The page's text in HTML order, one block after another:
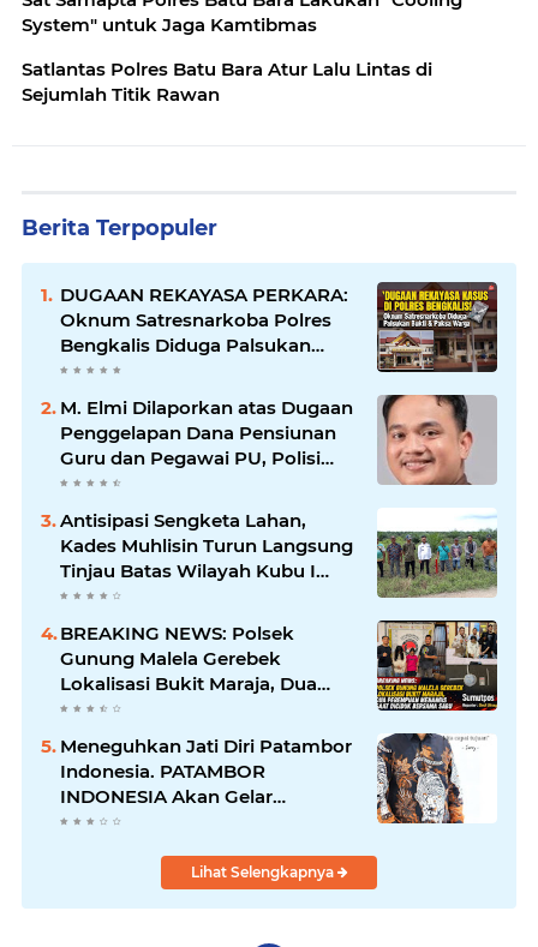
System" untuk Jaga Kamtibmas
Satlantas Polres Batu Bara Atur Lalu Lintas di
Sejumlah Titik Rawan
Berita Terpopuler
DUGAAN REKAYASA PERKARA:
Oknum Satresnarkoba Polres
Bengkalis Diduga Palsukan
Barang Bukti Hingga Paksa
M. Elmi Dilaporkan atas Dugaan
Penggelapan Dana Pensiunan
Guru dan Pegawai PU, Polisi
Pastikan Proses Hukum
Antisipasi Sengketa Lahan,
Kades Muhlisin Turun Langsung
Tinjau Batas Wilayah Kubu I
yang Diduga Diserobot PT Jatim
BREAKING NEWS: Polsek
Gunung Malela Gerebek
Lokalisasi Bukit Maraja, Dua
Perempuan Menangis Saat
Meneguhkan Jati Diri Patambor
Indonesia. PATAMBOR
INDONESIA Akan Gelar
RAKERNAS II Di Jakarta.
Lihat Selengkapnya